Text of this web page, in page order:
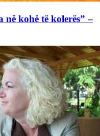
kohë të kolerës” –